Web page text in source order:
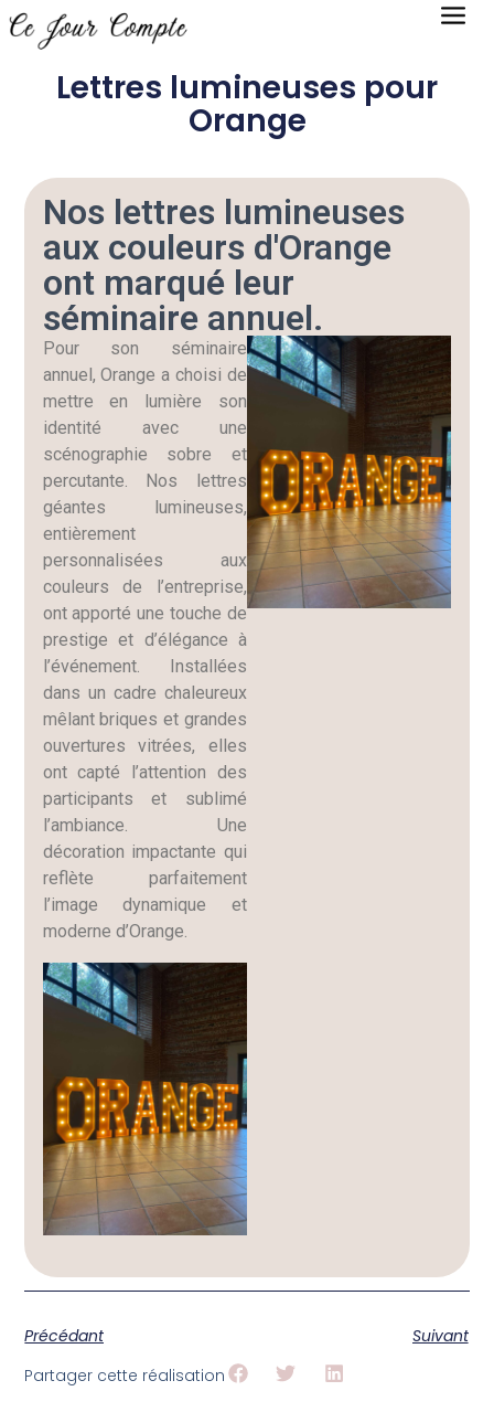
Lettres lumineuses pour
Orange
Nos lettres lumineuses
aux couleurs d'Orange
ont marqué leur
séminaire annuel.
Pour son séminaire
annuel, Orange a choisi de
mettre en lumière son
identité avec une
scénographie sobre et
percutante. Nos lettres
géantes lumineuses,
entièrement
personnalisées aux
couleurs de l’entreprise,
ont apporté une touche de
prestige et d’élégance à
l’événement. Installées
dans un cadre chaleureux
mêlant briques et grandes
ouvertures vitrées, elles
ont capté l’attention des
participants et sublimé
l’ambiance. Une
décoration impactante qui
reflète parfaitement
l’image dynamique et
moderne d’Orange.
Précédant
Suivant
Partager cette réalisation